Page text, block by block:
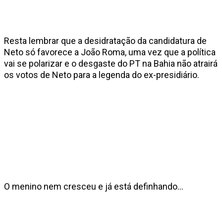
Resta lembrar que a desidratação da candidatura de
Neto só favorece a João Roma, uma vez que a política
vai se polarizar e o desgaste do PT na Bahia não atrairá
os votos de Neto para a legenda do ex-presidiário.
O menino nem cresceu e já está definhando…